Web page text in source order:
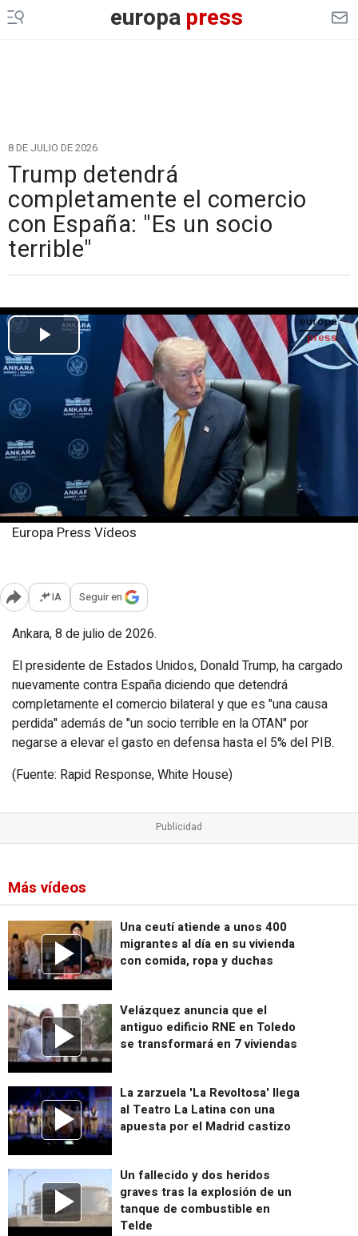
europapress
8 DE JULIO DE 2026
Trump detendrá
completamente el comercio
con España: "Es un socio
terrible"
Europa Press Vídeos
Abrir opciones para compartir
IA Seguir en
Ankara, 8 de julio de 2026.
El presidente de Estados Unidos, Donald Trump, ha cargado
nuevamente contra España diciendo que detendrá
completamente el comercio bilateral y que es "una causa
perdida" además de "un socio terrible en la OTAN" por
negarse a elevar el gasto en defensa hasta el 5% del PIB.
(Fuente: Rapid Response, White House)
Más vídeos
Una ceutí atiende a unos 400
migrantes al día en su vivienda
con comida, ropa y duchas
Velázquez anuncia que el
antiguo edificio RNE en Toledo
se transformará en 7 viviendas
La zarzuela 'La Revoltosa' llega
al Teatro La Latina con una
apuesta por el Madrid castizo
Un fallecido y dos heridos
graves tras la explosión de un
tanque de combustible en
Telde